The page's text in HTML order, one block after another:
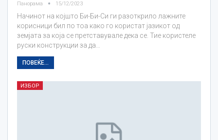
Панорама 15/12/2023
Начинот на којшто Би-Би-Си ги разоткрило лажните
корисници бил по тоа како го користат јазикот од
земјата за која се претставувале дека се. Тие користеле
руски конструкции за да…
ПОВЕЌЕ...
ИЗБОР